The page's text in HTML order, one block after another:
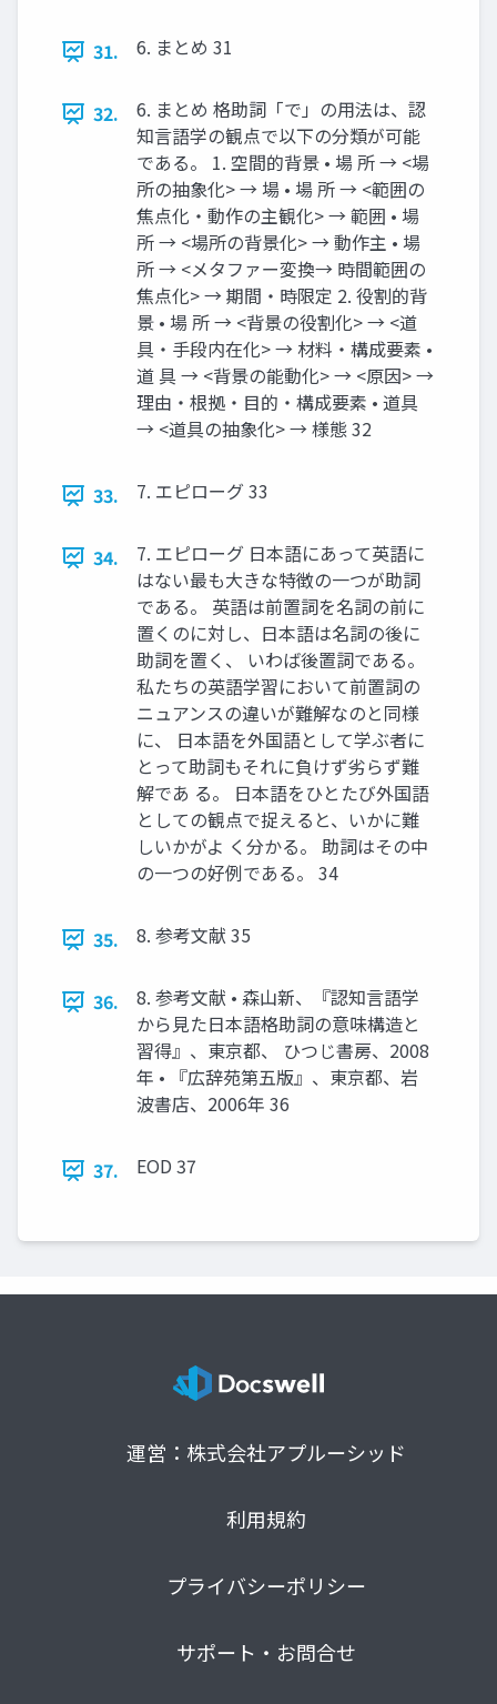
31. 6. まとめ 31
32.
6. まとめ 格助詞「で」の用法は、認
知言語学の観点で以下の分類が可能
である。 1. 空間的背景 • 場 所 → <場
所の抽象化> → 場 • 場 所 → <範囲の
焦点化・動作の主観化> → 範囲 • 場
所 → <場所の背景化> → 動作主 • 場
所 → <メタファー変換→ 時間範囲の
焦点化> → 期間・時限定 2. 役割的背
景 • 場 所 → <背景の役割化> → <道
具・手段内在化> → 材料・構成要素 •
道 具 → <背景の能動化> → <原因> →
理由・根拠・目的・構成要素 • 道具
→ <道具の抽象化> → 様態 32
33. 7. エピローグ 33
34.
7. エピローグ 日本語にあって英語に
はない最も大きな特徴の一つが助詞
である。 英語は前置詞を名詞の前に
置くのに対し、日本語は名詞の後に
助詞を置く、 いわば後置詞である。
私たちの英語学習において前置詞の
ニュアンスの違いが難解なのと同様
に、 日本語を外国語として学ぶ者に
とって助詞もそれに負けず劣らず難
解であ る。 日本語をひとたび外国語
としての観点で捉えると、いかに難
しいかがよ く分かる。 助詞はその中
の一つの好例である。 34
35. 8. 参考文献 35
36.
8. 参考文献 • 森山新、『認知言語学
から見た日本語格助詞の意味構造と
習得』、東京都、 ひつじ書房、2008
年 • 『広辞苑第五版』、東京都、岩
波書店、2006年 36
37. EOD 37
運営：株式会社アプルーシッド
利用規約
プライバシーポリシー
サポート・お問合せ